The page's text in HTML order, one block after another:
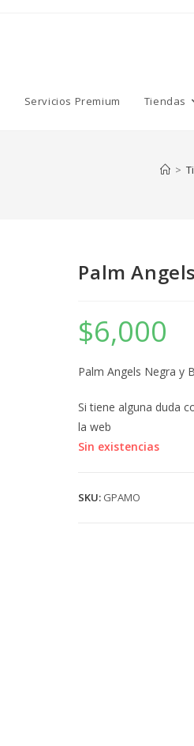
Servicios Premium Tiendas
>
Palm
$6,000
Palm Angels Negra y
Si tiene alguna duda
la web
Sin existencias
SKU: GPAMO